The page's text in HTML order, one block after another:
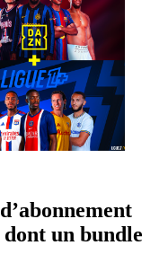
dont un bundle